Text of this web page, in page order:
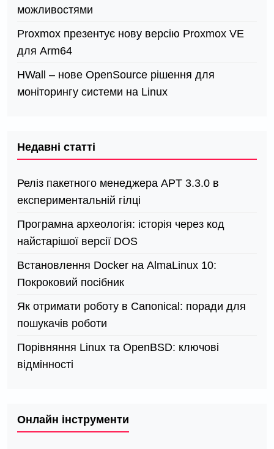
можливостями
Proxmox презентує нову версію Proxmox VE
для Arm64
HWall – нове OpenSource рішення для
моніторингу системи на Linux
Недавні статті
Реліз пакетного менеджера APT 3.3.0 в
експериментальній гілці
Програмна археологія: історія через код
найстарішої версії DOS
Встановлення Docker на AlmaLinux 10:
Покроковий посібник
Як отримати роботу в Canonical: поради для
пошукачів роботи
Порівняння Linux та OpenBSD: ключові
відмінності
Онлайн інструменти